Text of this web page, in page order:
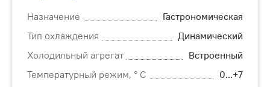
Назначение
Гастрономическая
Тип охлаждения
Динамический
Холодильный агрегат
Встроенный
Температурный режим, ° C
0...+7